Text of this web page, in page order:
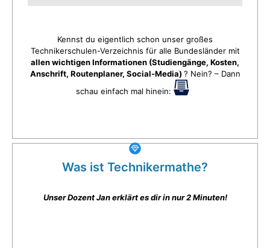
Kennst du eigentlich schon unser großes
Technikerschulen-Verzeichnis für alle Bundesländer mit
allen wichtigen Informationen (Studiengänge, Kosten,
Anschrift, Routenplaner, Social-Media) ? Nein? – Dann
schau einfach mal hinein:
Was ist Technikermathe?
Unser Dozent Jan erklärt es dir in nur 2 Minuten!